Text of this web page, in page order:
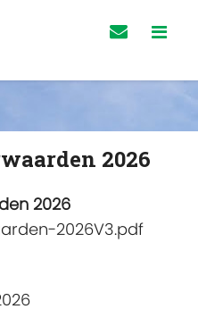
2026
2026
2026V3.pdf